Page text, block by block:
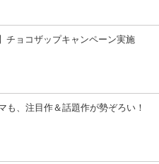
チョコザップキャンペーン実施
も、注目作＆話題作が勢ぞろい！